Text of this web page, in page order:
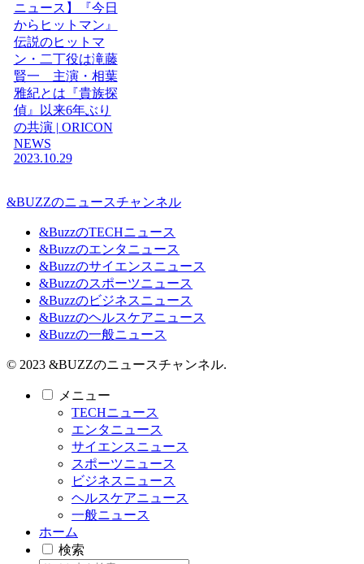
ニュース】『今日
からヒットマン』
伝説のヒットマ
ン・二丁役は滝藤
賢一 主演・相葉
雅紀とは『貴族探
偵』以来6年ぶり
の共演 | ORICON
NEWS
2023.10.29
&BUZZのニュースチャンネル
&BuzzのTECHニュース
&Buzzのエンタニュース
&Buzzのサイエンスニュース
&Buzzのスポーツニュース
&Buzzのビジネスニュース
&Buzzのヘルスケアニュース
&Buzzの一般ニュース
© 2023 &BUZZのニュースチャンネル.
メニュー
TECHニュース
エンタニュース
サイエンスニュース
スポーツニュース
ビジネスニュース
ヘルスケアニュース
一般ニュース
ホーム
検索